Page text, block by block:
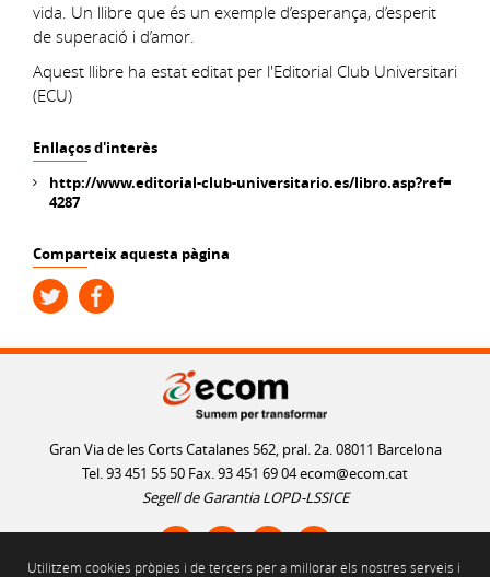
Utilitzem cookies pròpies i de tercers per a millorar els nostres serveis i
vida. Un llibre que és un exemple d’esperança, d’esperit
de superació i d’amor.
Aquest llibre ha estat editat per l'Editorial Club Universitari
(ECU)
Enllaços d'interès
http://www.editorial-club-universitario.es/libro.asp?ref=
4287
Comparteix aquesta pàgina
Gran Via de les Corts Catalanes 562, pral. 2a. 08011 Barcelona
Tel. 93 451 55 50 Fax. 93 451 69 04ecom@ecom.cat
Segell de Garantia LOPD-LSSICE